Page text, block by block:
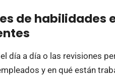
de habilidades
día a día o las revisiones
y en qué están